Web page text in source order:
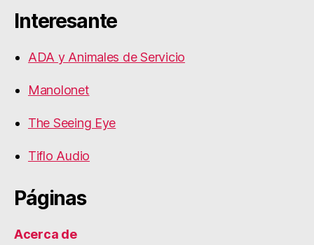
Interesante
ADA y Animales de Servicio
Manolonet
The Seeing Eye
Tiflo Audio
Páginas
Acerca de